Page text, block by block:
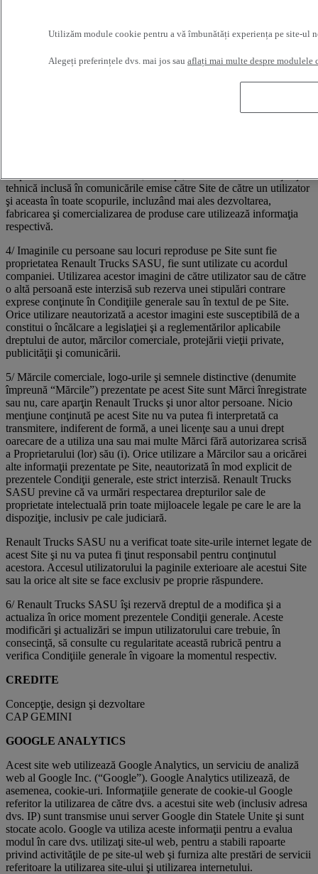
serviciile, etc. disponibile sau pentru a face o comandă, contactaţi
indiferent dacă se face prin poşta electronică sau prin alt mijloc,
considerată ca neconfidenţială şi neacoperită de vreun drept de
tehnică inclusă în comunicările emise către Site de către un utilizator
şi aceasta în toate scopurile, incluzând mai ales dezvoltarea,
fabricarea şi comercializarea de produse care utilizează informaţia
respectivă.
4/ Imaginile cu persoane sau locuri reproduse pe Site sunt fie
proprietatea Renault Trucks SASU, fie sunt utilizate cu acordul
companiei. Utilizarea acestor imagini de către utilizator sau de către
o altă persoană este interzisă sub rezerva unei stipulări contrare
exprese conţinute în Condiţiile generale sau în textul de pe Site.
Orice utilizare neautorizată a acestor imagini este susceptibilă de a
constitui o încălcare a legislaţiei şi a reglementărilor aplicabile
dreptului de autor, mărcilor comerciale, protejării vieţii private,
publicităţii şi comunicării.
5/ Mărcile comerciale, logo-urile şi semnele distinctive (denumite
împreună “Mărcile”) prezentate pe acest Site sunt Mărci înregistrate
sau nu, care aparţin Renault Trucks şi unor altor persoane. Nicio
menţiune conţinută pe acest Site nu va putea fi interpretată ca
transmitere, indiferent de formă, a unei licenţe sau a unui drept
oarecare de a utiliza una sau mai multe Mărci fără autorizarea scrisă
a Proprietarului (lor) său (i). Orice utilizare a Mărcilor sau a oricărei
alte informaţii prezentate pe Site, neautorizată în mod explicit de
prezentele Condiţii generale, este strict interzisă. Renault Trucks
SASU previne că va urmări respectarea drepturilor sale de
proprietate intelectuală prin toate mijloacele legale pe care le are la
dispoziţie, inclusiv pe cale judiciară.
Renault Trucks SASU nu a verificat toate site-urile internet legate de
acest Site şi nu va putea fi ţinut responsabil pentru conţinutul
acestora. Accesul utilizatorului la paginile exterioare ale acestui Site
sau la orice alt site se face exclusiv pe proprie răspundere.
6/ Renault Trucks SASU îşi rezervă dreptul de a modifica şi a
actualiza în orice moment prezentele Condiţii generale. Aceste
modificări şi actualizări se impun utilizatorului care trebuie, în
consecinţă, să consulte cu regularitate această rubrică pentru a
verifica Condiţiile generale în vigoare la momentul respectiv.
CREDITE
Concepţie, design şi dezvoltare
CAP GEMINI
GOOGLE ANALYTICS
Acest site web utilizează Google Analytics, un serviciu de analiză
web al Google Inc. (“Google”). Google Analytics utilizează, de
asemenea, cookie-uri. Informaţiile generate de cookie-ul Google
referitor la utilizarea de către dvs. a acestui site web (inclusiv adresa
dvs. IP) sunt transmise unui server Google din Statele Unite şi sunt
stocate acolo. Google va utiliza aceste informaţii pentru a evalua
modul în care dvs. utilizaţi site-ul web, pentru a stabili rapoarte
privind activităţile de pe site-ul web şi furniza alte prestări de servicii
referitoare la utilizarea site-ului şi utilizarea internetului.
Utilizăm module cookie pentru a vă îmbunătăți experiența pe site-ul
Alegeți preferințele dvs. mai jos sau aflați mai multe despre modulele